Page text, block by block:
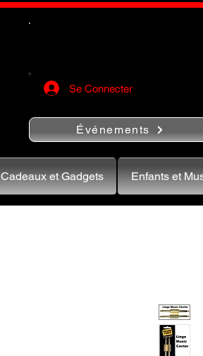
Se Connecter
Événements
Cadeaux et Gadgets Enfants et